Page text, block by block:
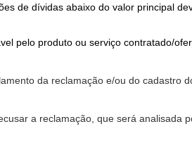
de dívidas abaixo do valor principal
pelo produto ou serviço contratado/
da reclamação e/ou do cadastro
a reclamação, que será analisada